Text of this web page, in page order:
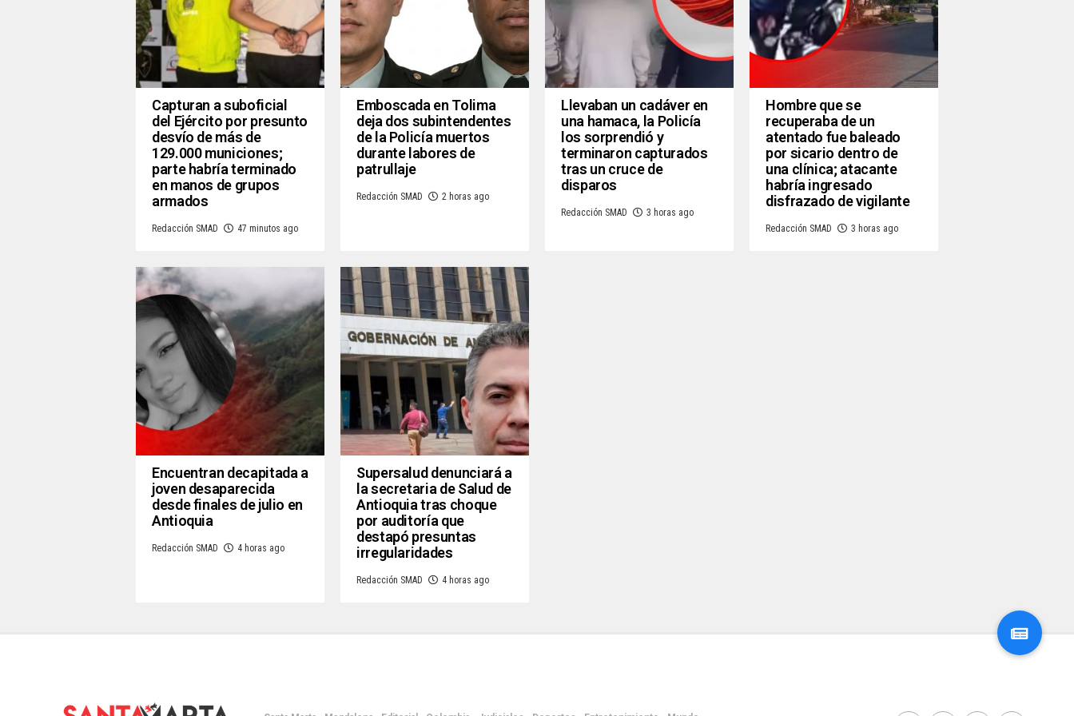
Capturan a suboficial
del Ejército por presunto
desvío de más de
129.000 municiones;
parte habría terminado
en manos de grupos
armados
Redacción SMAD 47 minutos ago
Emboscada en Tolima
deja dos subintendentes
de la Policía muertos
durante labores de
patrullaje
Redacción SMAD 2 horas ago
Llevaban un cadáver en
una hamaca, la Policía
los sorprendió y
terminaron capturados
tras un cruce de
disparos
Redacción SMAD 3 horas ago
Hombre que se
recuperaba de un
atentado fue baleado
por sicario dentro de
una clínica; atacante
habría ingresado
disfrazado de vigilante
Redacción SMAD 3 horas ago
Encuentran decapitada a
joven desaparecida
desde finales de julio en
Antioquia
Redacción SMAD 4 horas ago
Supersalud denunciará a
la secretaria de Salud de
Antioquia tras choque
por auditoría que
destapó presuntas
irregularidades
Redacción SMAD 4 horas ago